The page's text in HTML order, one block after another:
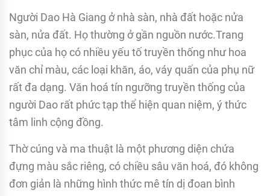
Người Dao Hà Giang ở nhà sàn, nhà đất hoặc nửa
sàn, nửa đất. Họ thường ở gần nguồn nước.Trang
phục của họ có nhiều yếu tố truyền thống như hoa
văn chỉ màu, các loại khăn, áo, váy quấn của phụ nữ
rất đa dạng. Văn hoá tín ngưỡng truyền thống của
người Dao rất phức tạp thể hiện quan niệm, ý thức
tâm linh cộng đồng.
Thờ cúng và ma thuật là một phương diện chứa
đựng màu sắc riêng, có chiều sâu văn hoá, đó không
đơn giản là những hình thức mê tín dị đoan bình